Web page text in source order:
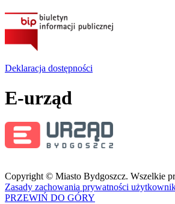
Deklaracja dostępności
E-urząd
Copyright © Miasto Bydgoszcz. Wszelkie
Zasady zachowania prywatności
PRZEWIŃ DO GÓRY